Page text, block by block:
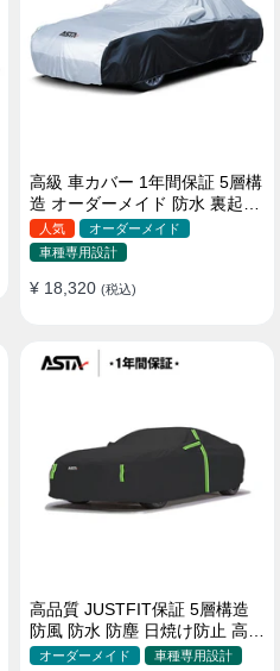
高級 車カバー 1年間保証 5層構
造 オーダーメイド 防水 裏起毛
台風対策 黄砂対策 車種専用
人気
オーダーメイド
車種専用設計
¥ 18,320 (税込)
高品質 JUSTFIT保証 5層構造
防風 防水 防塵 日焼け防止 高級
ボディカバー
オーダーメイド 車種専用設計